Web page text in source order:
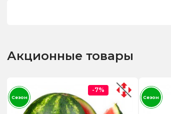
Акционные товары
-7%
Сезон Сезон